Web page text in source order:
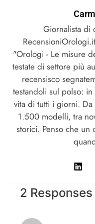
Giornalista di
"Orologi - Le misure
testate di settore più
recensisco
testandoli sul polso:
vita di tutti i giorni.
1.500 modelli, tra
storici. Penso che un
2 Responses